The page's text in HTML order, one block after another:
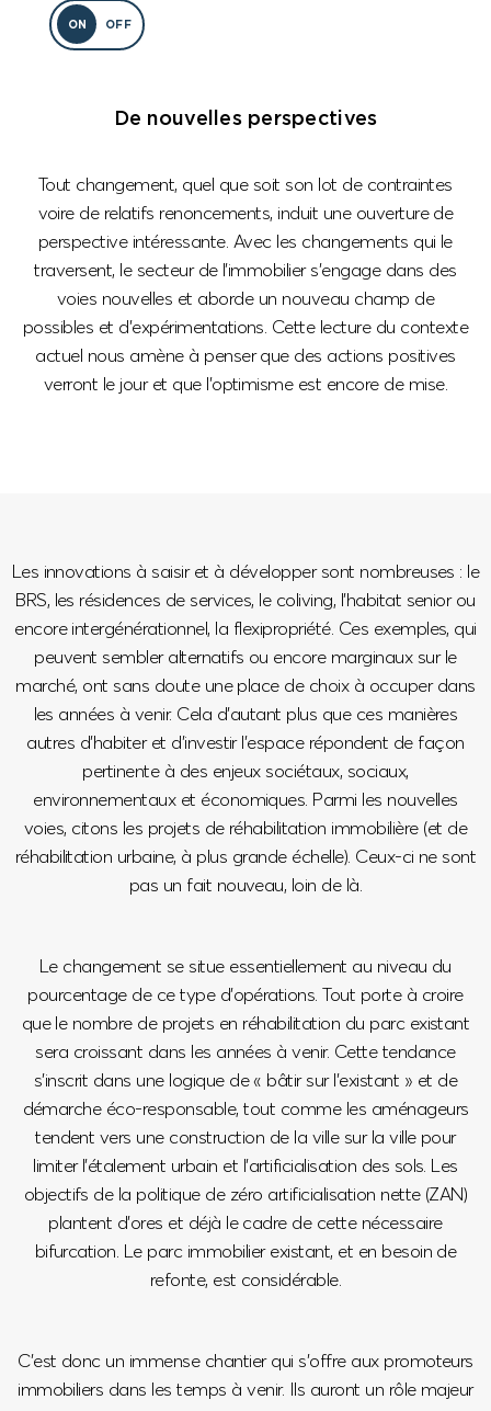
ON OFF
De nouvelles perspectives
Tout changement, quel que soit son lot de contraintes
voire de relatifs renoncements, induit une ouverture de
perspective intéressante. Avec les changements qui le
traversent, le secteur de l’immobilier s’engage dans des
voies nouvelles et aborde un nouveau champ de
possibles et d’expérimentations. Cette lecture du contexte
actuel nous amène à penser que des actions positives
verront le jour et que l’optimisme est encore de mise.
Les innovations à saisir et à développer sont nombreuses : le
BRS, les résidences de services, le coliving, l’habitat senior ou
encore intergénérationnel, la flexipropriété. Ces exemples, qui
peuvent sembler alternatifs ou encore marginaux sur le
marché, ont sans doute une place de choix à occuper dans
les années à venir. Cela d’autant plus que ces manières
autres d’habiter et d’investir l’espace répondent de façon
pertinente à des enjeux sociétaux, sociaux,
environnementaux et économiques. Parmi les nouvelles
voies, citons les projets de réhabilitation immobilière (et de
réhabilitation urbaine, à plus grande échelle). Ceux-ci ne sont
pas un fait nouveau, loin de là.
Le changement se situe essentiellement au niveau du
pourcentage de ce type d’opérations. Tout porte à croire
que le nombre de projets en réhabilitation du parc existant
sera croissant dans les années à venir. Cette tendance
s’inscrit dans une logique de « bâtir sur l’existant » et de
démarche éco-responsable, tout comme les aménageurs
tendent vers une construction de la ville sur la ville pour
limiter l’étalement urbain et l’artificialisation des sols. Les
objectifs de la politique de zéro artificialisation nette (ZAN)
plantent d’ores et déjà le cadre de cette nécessaire
bifurcation. Le parc immobilier existant, et en besoin de
refonte, est considérable.
C’est donc un immense chantier qui s’offre aux promoteurs
immobiliers dans les temps à venir. Ils auront un rôle majeur